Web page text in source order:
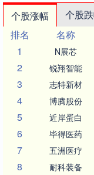
个股涨幅 个股
排名
名称
1
N展芯
2 锐翔智能
3 志特新材
4 博腾股份
5 近岸蛋白
6 毕得医药
7 五洲医疗
8 耐科装备